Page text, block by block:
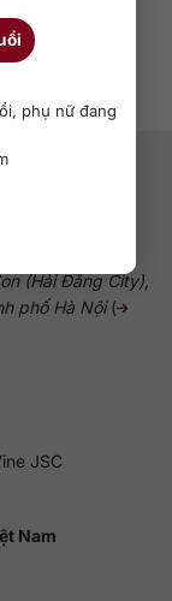
phụ nữ đang
(Hải Đăng City),
phố Hà Nội(
JSC
Nam